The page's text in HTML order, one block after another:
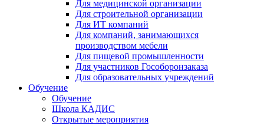
Для медицинской организации
Для строительной организации
Для ИТ компаний
Для компаний, занимающихся
производством мебели
Для пищевой промышленности
Для участников Гособоронзаказа
Для образовательных учреждений
Обучение
Обучение
Школа КАДИС
Открытые мероприятия